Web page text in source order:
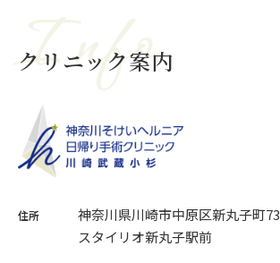
クリニック案内
Info
住所
神奈川県川崎市中原区新丸子町
スタイリオ新丸子駅前